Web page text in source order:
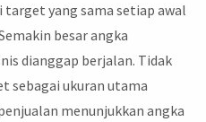
target yang sama setiap awal
besar angka
dianggap berjalan. Tidak
sebagai ukuran utama
menunjukkan angka